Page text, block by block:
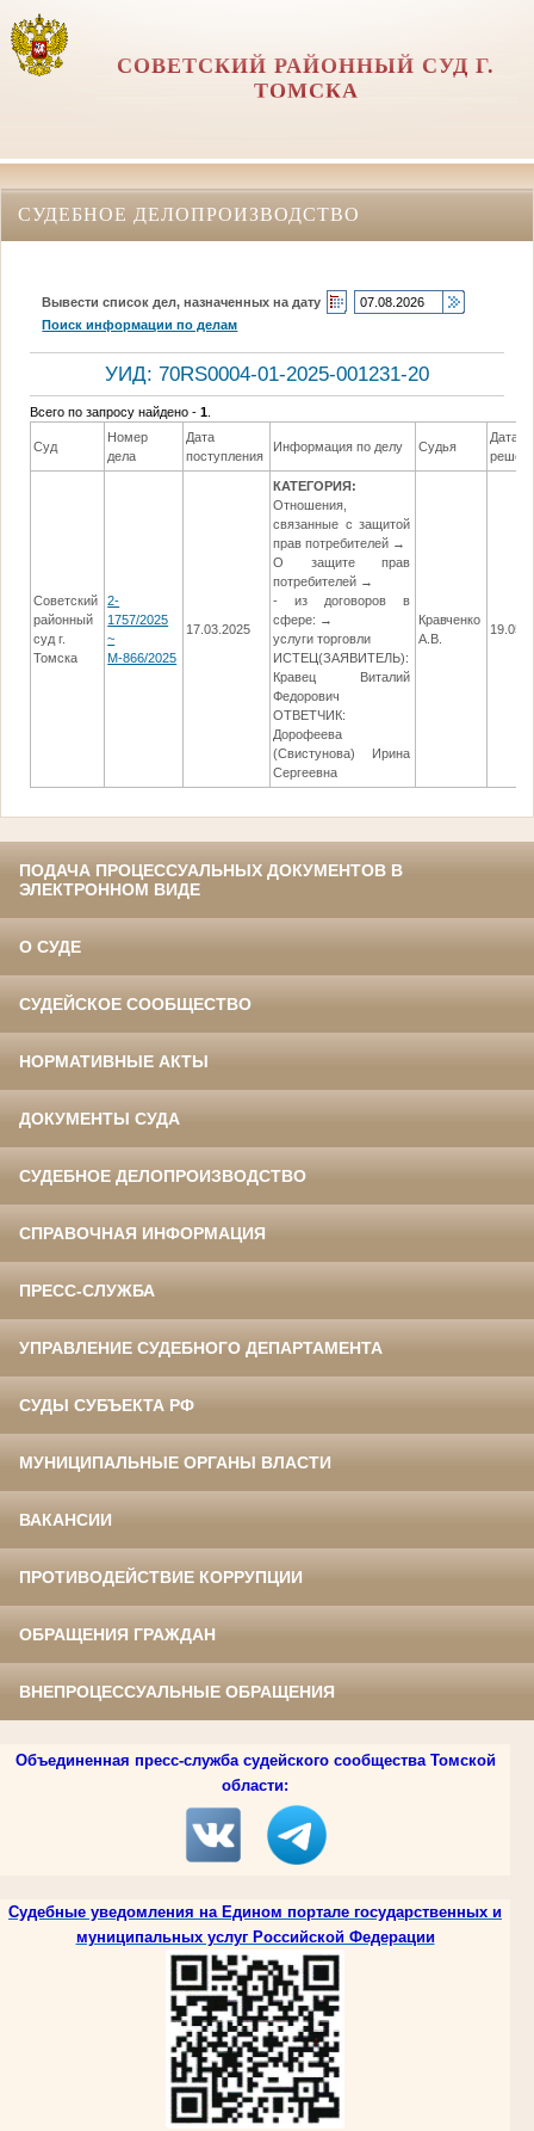
СОВЕТСКИЙ РАЙОННЫЙ СУД Г.
ТОМСКА
СУДЕБНОЕ ДЕЛОПРОИЗВОДСТВО
Вывести список дел, назначенных на дату
Поиск информации по делам
УИД: 70RS0004-01-2025-001231-20
Всего по запросу найдено -1
Суд
Номер
дела
Дата
поступления
Информация по делу Судья
Дата
Советский
районный
суд г.
Томска
2-
1757/2025
~
М-866/2025
17.03.2025
КАТЕГОРИЯ:
Отношения,
связанные с защитой
прав потребителей →
О защите прав
потребителей →
- из договоров в
сфере: →
услуги торговли
ИСТЕЦ(ЗАЯВИТЕЛЬ):
Кравец Виталий
Федорович
ОТВЕТЧИК:
Дорофеева
(Свистунова) Ирина
Сергеевна
Кравченко
А.В.
ПОДАЧА ПРОЦЕССУАЛЬНЫХ ДОКУМЕНТОВ В
ЭЛЕКТРОННОМ ВИДЕ
О СУДЕ
СУДЕЙСКОЕ СООБЩЕСТВО
НОРМАТИВНЫЕ АКТЫ
ДОКУМЕНТЫ СУДА
СУДЕБНОЕ ДЕЛОПРОИЗВОДСТВО
СПРАВОЧНАЯ ИНФОРМАЦИЯ
ПРЕСС-СЛУЖБА
УПРАВЛЕНИЕ СУДЕБНОГО ДЕПАРТАМЕНТА
СУДЫ СУБЪЕКТА РФ
МУНИЦИПАЛЬНЫЕ ОРГАНЫ ВЛАСТИ
ВАКАНСИИ
ПРОТИВОДЕЙСТВИЕ КОРРУПЦИИ
ОБРАЩЕНИЯ ГРАЖДАН
ВНЕПРОЦЕССУАЛЬНЫЕ ОБРАЩЕНИЯ
Объединенная пресс-служба судейского сообщества Томской
области:
Судебные уведомления на Едином портале государственных и
муниципальных услуг Российской Федерации